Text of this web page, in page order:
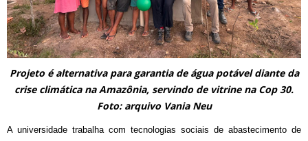
Projeto é alternativa para garantia de água potável diante da
crise climática na Amazônia, servindo de vitrine na Cop 30.
Foto: arquivo Vania Neu
A universidade trabalha com tecnologias sociais de abastecimento de